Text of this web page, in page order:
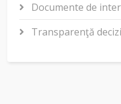
Documente de
Transparenţă